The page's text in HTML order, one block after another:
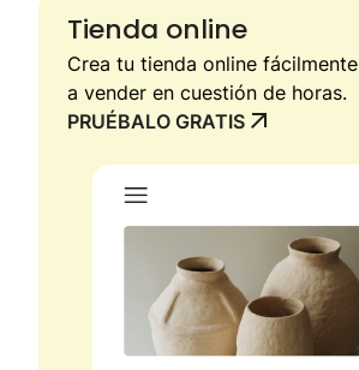
Tienda online
Crea tu tienda online
a vender en cuestión de horas.
PRUÉBALO GRATIS